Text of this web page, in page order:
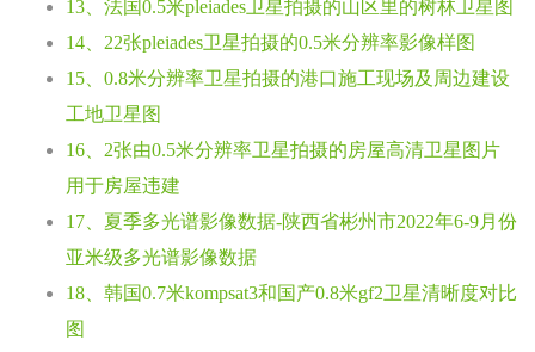
13、法国0.5米pleiades卫星拍摄的山区里的树林卫星图
14、22张pleiades卫星拍摄的0.5米分辨率影像样图
15、0.8米分辨率卫星拍摄的港口施工现场及周边建设
工地卫星图
16、2张由0.5米分辨率卫星拍摄的房屋高清卫星图片
用于房屋违建
17、夏季多光谱影像数据-陕西省彬州市2022年6-9月份
亚米级多光谱影像数据
18、韩国0.7米kompsat3和国产0.8米gf2卫星清晰度对比
图